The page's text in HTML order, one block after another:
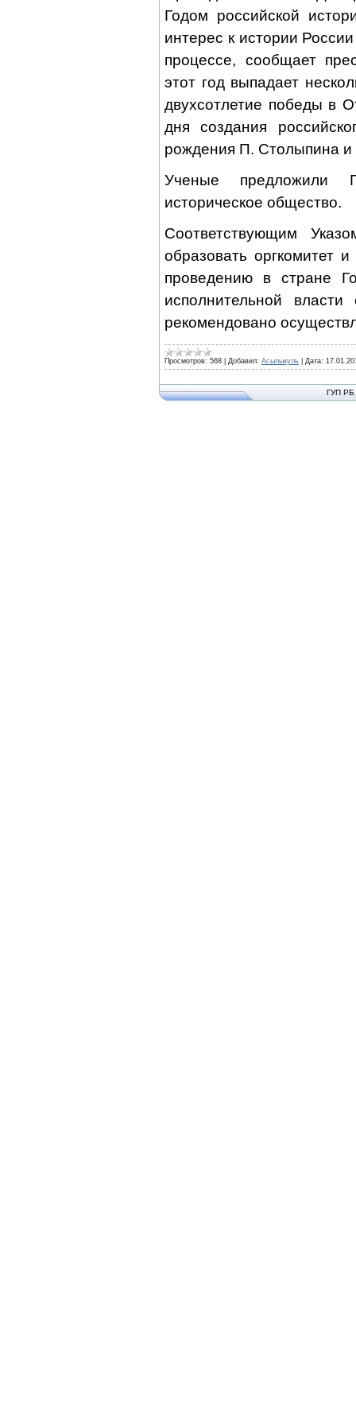
Годом российской
интерес к истории
процессе, сообщает
этот год выпадает
двухсотлетие победы в
дня создания
рождения П. Столыпина и
Ученые предложили
историческое общество.
Соответствующим
образовать оргкомитет
проведению в стране
исполнительной
рекомендовано
Просмотров: 568 Добавил: Асылыкуль Дата:
ГУП РБ